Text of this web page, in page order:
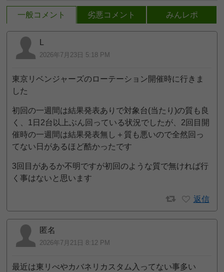
一般コメント 劣悪コメント みんレポ
2026年7月23日 5:18 PM
東京リベンジャーズのローテーション開催時に行きま
した
初回の一週間は結果発表ありで対象台(当たり)の質も良
く、1日2台以上ぶん回っている状況でしたが、2回目開
催時の一週間は結果発表無し＋質も悪いので全然回っ
てない日があるほど酷かったです
3回目があるか不明ですが初回のような質で無ければ行
く事はないと思います
返信
匿名
2026年7月21日 8:12 PM
最近は東リべやカバネリカスタム入ってない事多い